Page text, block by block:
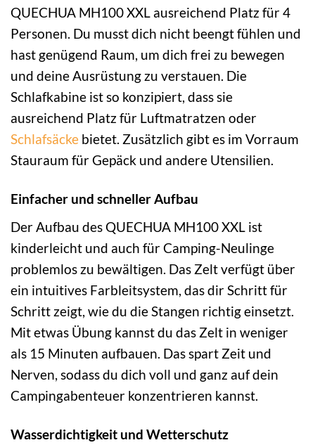
QUECHUA MH100 XXL ausreichend Platz für 4
Personen. Du musst dich nicht beengt fühlen und
hast genügend Raum, um dich frei zu bewegen
und deine Ausrüstung zu verstauen. Die
Schlafkabine ist so konzipiert, dass sie
ausreichend Platz für Luftmatratzen oder
Schlafsäcke bietet. Zusätzlich gibt es im Vorraum
Stauraum für Gepäck und andere Utensilien.
Einfacher und schneller Aufbau
Der Aufbau des QUECHUA MH100 XXL ist
kinderleicht und auch für Camping-Neulinge
problemlos zu bewältigen. Das Zelt verfügt über
ein intuitives Farbleitsystem, das dir Schritt für
Schritt zeigt, wie du die Stangen richtig einsetzt.
Mit etwas Übung kannst du das Zelt in weniger
als 15 Minuten aufbauen. Das spart Zeit und
Nerven, sodass du dich voll und ganz auf dein
Campingabenteuer konzentrieren kannst.
Wasserdichtigkeit und Wetterschutz